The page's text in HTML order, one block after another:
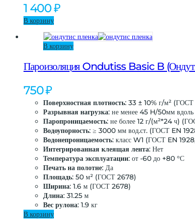
1 400₽
В корзину
В корзину
Пароизоляция Ondutiss Basic B
750₽
Поверхностная плотность: 33 ± 10% г/м²
Разрывная нагрузка: не менее 45 H/50мм
Паропроницаемость: не более 12 г/(м²*24 ч)
Водоупорность: ≥ 3000 мм вод.ст. (ГОСТ EN
Водонепроницаемость: класс W1 (ГОСТ EN
Интегрированная клеящая лента: Нет
Температура эксплуатации: от -60 до +80 °С
Печать на полотне: Да
Площадь: 50 м² (ГОСТ 2678)
Ширина: 1.6 м (ГОСТ 2678)
Длина: 31.25 м
Вес рулона: 1.9 кг
В корзину